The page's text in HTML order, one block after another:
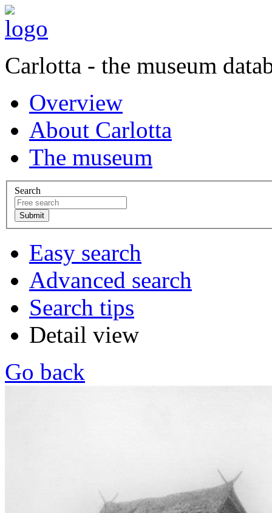
Carlotta - the museum
Overview
About Carlotta
The museum
Search
Easy search
Advanced search
Search tips
Detail view
Go back